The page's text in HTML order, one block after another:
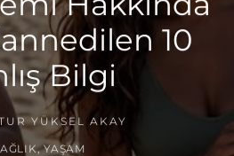
10
Bilgi
YÜKSEL AKAY
,YAŞAM